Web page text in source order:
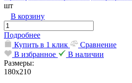
шт
В корзину
Подробнее
Купить в 1 клик
Сравнение
В избранное
В наличии
Размеры:
180х210